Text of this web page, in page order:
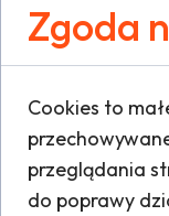
Zgoda
Cookies to
przeglądania
do poprawy